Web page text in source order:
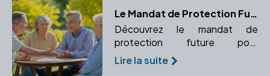
Le Mandat de Protection Future : Une Solution pour Anticiper la Perte d'Autonomie
Découvrez le mandat de
protection future pour
organiser à l'avance la gestion
de vos biens et de votre
Lire la suite